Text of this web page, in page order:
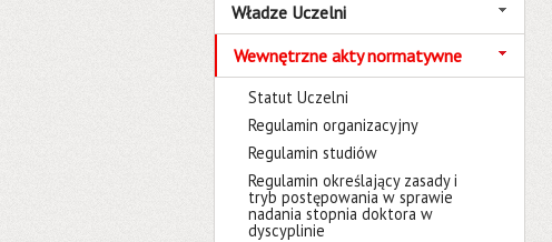
Władze Uczelni
Wewnętrzne akty normatywne
Statut Uczelni
Regulamin organizacyjny
Regulamin studiów
Regulamin określający zasady i
tryb postępowania w sprawie
nadania stopnia doktora w
dyscyplinie